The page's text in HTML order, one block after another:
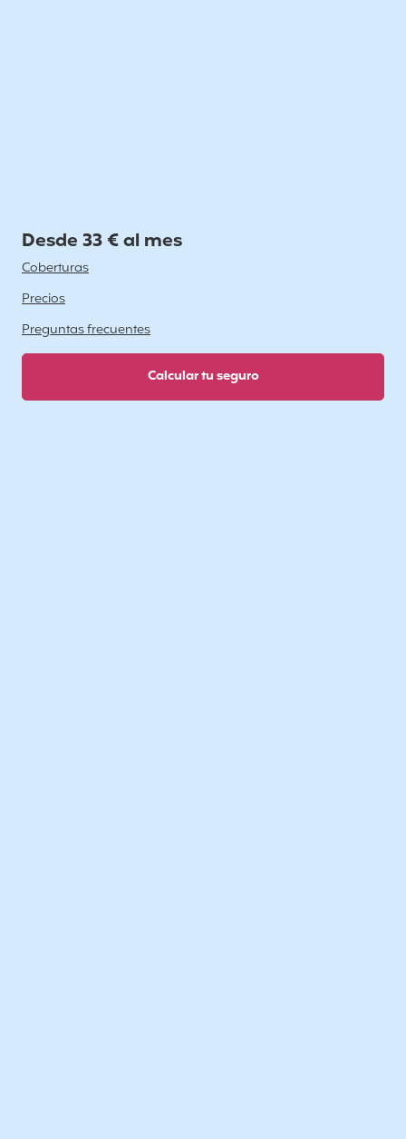
Desde 33 € al mes
Coberturas
Precios
Preguntas frecuentes
Calcular tu seguro